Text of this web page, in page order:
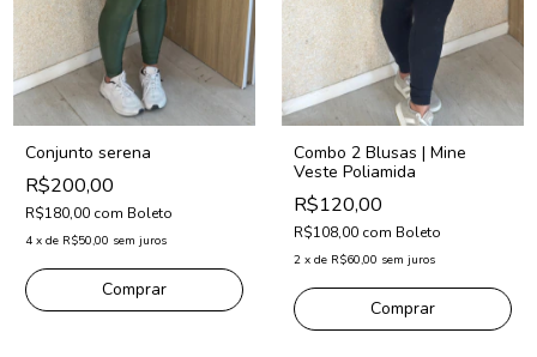
Conjunto serena
R$200,00
R$180,00 com Boleto
4 x de R$50,00 sem juros
Comprar
Combo 2 Blusas | Mine
Veste Poliamida
R$120,00
R$108,00 com Boleto
2 x de R$60,00 sem juros
Comprar